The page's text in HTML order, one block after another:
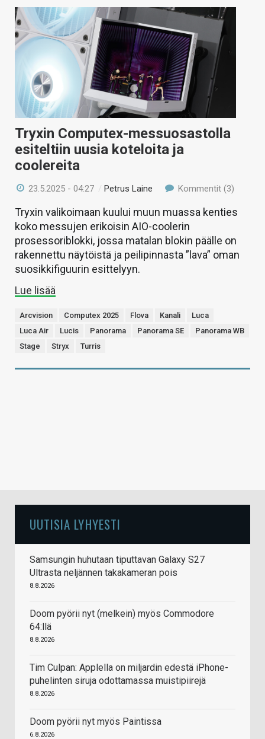
TIETOA
HINTA.FI
KAUPPA
VAIHDA TEEMA
HAKU
Tryxin Computex-messuosastolla
esiteltiin uusia koteloita ja
coolereita
23.5.2025 - 04:27 /Petrus Laine Kommentit (3)
Tryxin valikoimaan kuului muun muassa kenties
koko messujen erikoisin AIO-coolerin
prosessoriblokki, jossa matalan blokin päälle on
rakennettu näytöistä ja peilipinnasta ”lava” oman
suosikkifiguurin esittelyyn.
Lue lisää
Arcvision Computex 2025 Flova Kanali
Luca
Luca Air
Lucis Panorama Panorama SE
Panorama WB
Stage
Stryx Turris
UUTISIA LYHYESTI
Samsungin huhutaan tiputtavan Galaxy S27
Ultrasta neljännen takakameran pois
8.8.2026
Doom pyörii nyt (melkein) myös Commodore
64:llä
8.8.2026
Tim Culpan: Applella on miljardin edestä iPhone-
puhelinten siruja odottamassa muistipiirejä
8.8.2026
Doom pyörii nyt myös Paintissa
6.8.2026